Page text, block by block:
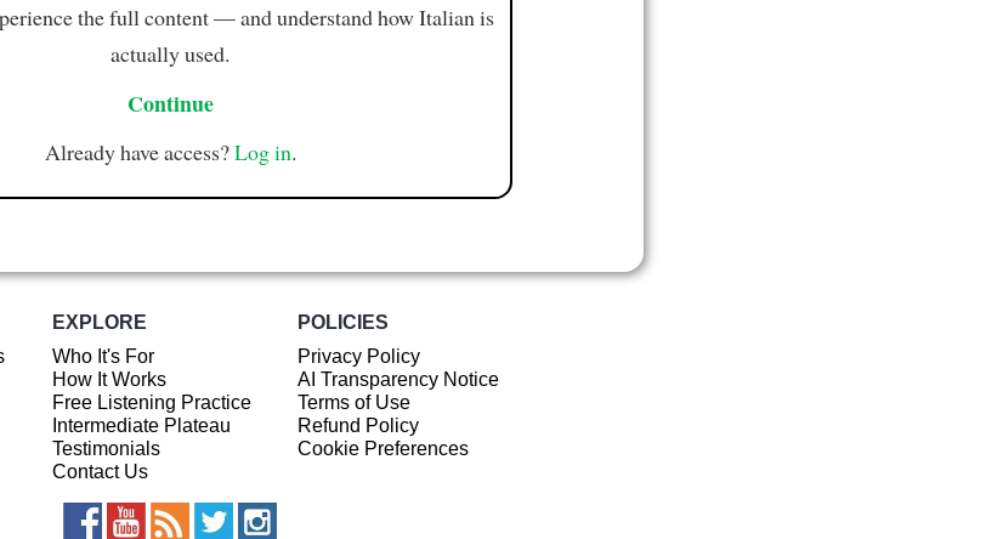
the full content — and understand how Italian is
actually used.
Continue
Already have access?Log in.
EXPLORE
Who It's For
How It Works
Free Listening Practice
Intermediate Plateau
Testimonials
Contact Us
POLICIES
Privacy Policy
AI Transparency Notice
Terms of Use
Refund Policy
Cookie Preferences